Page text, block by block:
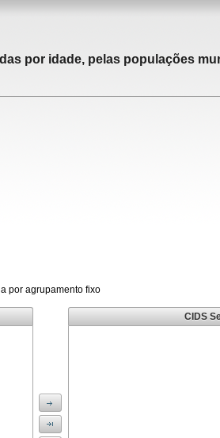
por idade, pelas populações
por agrupamento fixo
CIDS